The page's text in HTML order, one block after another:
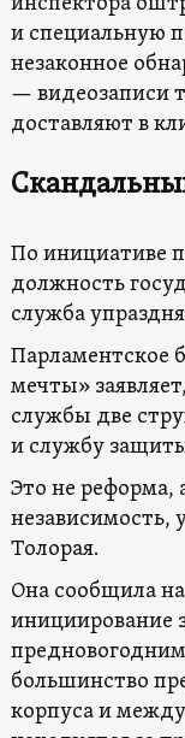
и специальную
незаконное
— видеозаписи
доставляют в
По инициативе
должность
служба
Парламентское
мечты»
службы две
и службу
Это не реформа,
независимость,
Толорая.
Она сообщила
инициирование
большинство
корпуса и